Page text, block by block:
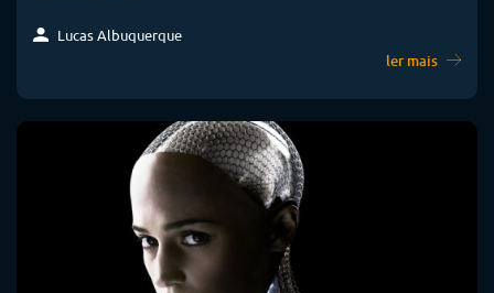
Lucas Albuquerque
ler mais